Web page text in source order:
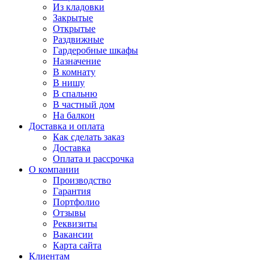
Из кладовки
Закрытые
Открытые
Раздвижные
Гардеробные шкафы
Назначение
В комнату
В нишу
В спальню
В частный дом
На балкон
Доставка и оплата
Как сделать заказ
Доставка
Оплата и рассрочка
О компании
Производство
Гарантия
Портфолио
Отзывы
Реквизиты
Вакансии
Карта сайта
Клиентам